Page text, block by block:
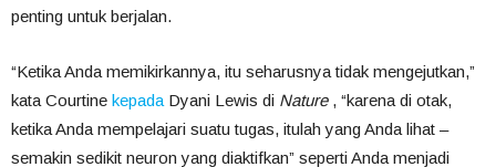
penting untuk berjalan.
“Ketika Anda memikirkannya, itu seharusnya tidak mengejutkan,”
kata Courtine kepada Dyani Lewis di Nature, “karena di otak,
ketika Anda mempelajari suatu tugas, itulah yang Anda lihat –
semakin sedikit neuron yang diaktifkan” seperti Anda menjadi